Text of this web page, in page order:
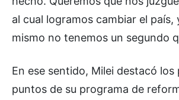
al cual logramos cambiar el país,
mismo no tenemos un segundo
En ese sentido, Milei destacó los
puntos de su programa de